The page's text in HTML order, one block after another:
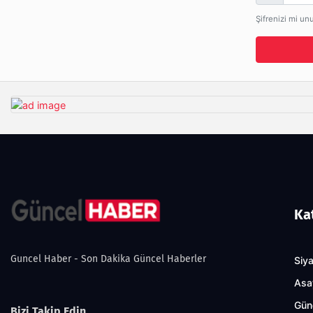
Şifrenizi mi
Guncel Haber - Son Dakika Güncel Haberler